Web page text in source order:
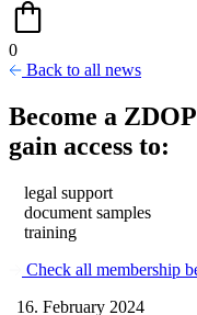
0
Back to all news
Become a
gain access to:
legal support
document samples
training
Check all membership
16. February 2024